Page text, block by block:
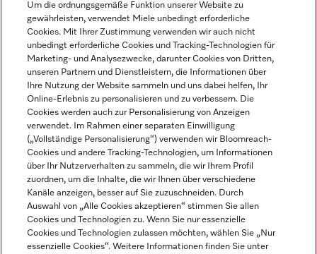
Newsletter
Impressum
AGB
Miele auf Instagram
Miele auf Facebook
Miele auf Youtube
Um die ordnungsgemäße Funktion unserer Website zu
gewährleisten, verwendet Miele unbedingt erforderliche
Cookies. Mit Ihrer Zustimmung verwenden wir auch nicht
unbedingt erforderliche Cookies und Tracking-Technologien für
Marketing- und Analysezwecke, darunter Cookies von Dritten,
unseren Partnern und Dienstleistern, die Informationen über
Ihre Nutzung der Website sammeln und uns dabei helfen, Ihr
Online-Erlebnis zu personalisieren und zu verbessern. Die
Cookies werden auch zur Personalisierung von Anzeigen
verwendet. Im Rahmen einer separaten Einwilligung
(„Vollständige Personalisierung“) verwenden wir Bloomreach-
Cookies und andere Tracking-Technologien, um Informationen
über Ihr Nutzerverhalten zu sammeln, die wir Ihrem Profil
zuordnen, um die Inhalte, die wir Ihnen über verschiedene
Kanäle anzeigen, besser auf Sie zuzuschneiden. Durch
Auswahl von „Alle Cookies akzeptieren“ stimmen Sie allen
Cookies und Technologien zu. Wenn Sie nur essenzielle
Cookies und Technologien zulassen möchten, wählen Sie „Nur
essenzielle Cookies“. Weitere Informationen finden Sie unter